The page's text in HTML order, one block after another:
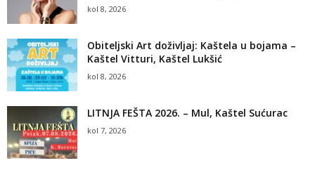
kol 8, 2026
Obiteljski Art doživljaj: Kaštela u bojama –
Kaštel Vitturi, Kaštel Lukšić
kol 8, 2026
LITNJA FEŠTA 2026. – Mul, Kaštel Sućurac
kol 7, 2026